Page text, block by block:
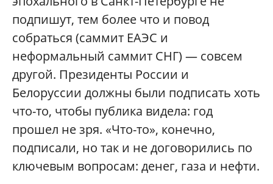
подпишут, тем более что и повод
собраться (саммит ЕАЭС и
неформальный саммит СНГ) — совсем
другой. Президенты России и
Белоруссии должны были подписать хоть
что-то, чтобы публика видела: год
прошел не зря. «Что-то», конечно,
подписали, но так и не договорились по
ключевым вопросам: денег, газа и нефти.